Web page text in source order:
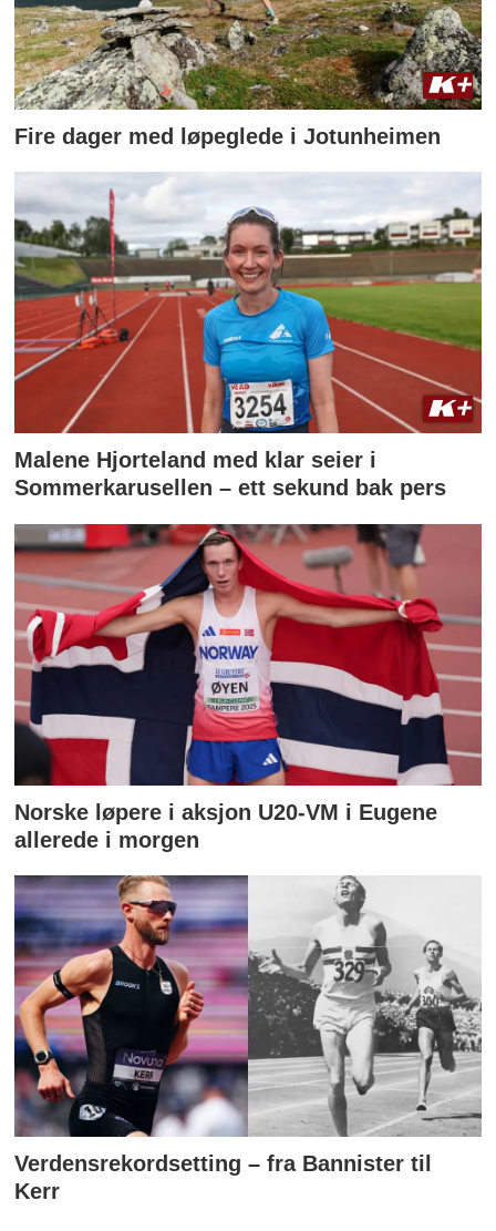
Fire dager med løpeglede i Jotunheimen
Malene Hjorteland med klar seier i
Sommerkarusellen – ett sekund bak pers
Norske løpere i aksjon U20-VM i Eugene
allerede i morgen
Verdensrekordsetting – fra Bannister til
Kerr